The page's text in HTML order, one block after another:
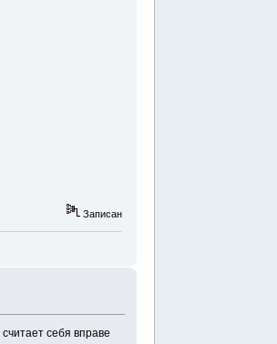
Записан
себя вправе